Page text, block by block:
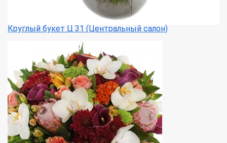
Круглый букет Ц 31 (Центральный салон)